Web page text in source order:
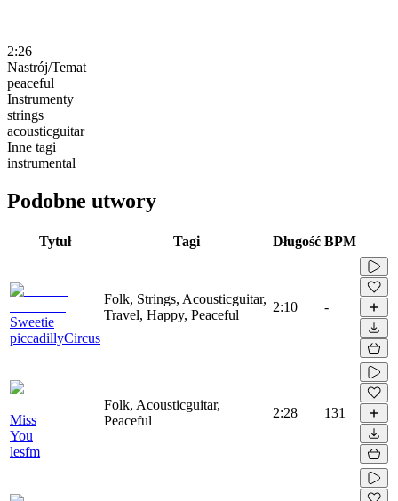
2:26
Nastrój/Temat
peaceful
Instrumenty
strings
acousticguitar
Inne tagi
instrumental
Podobne utwory
Tytuł Tagi Długość BPM
Sweetie
piccadillyCircus
Folk, Strings, Acousticguitar,
Travel, Happy, Peaceful
2:10 -
Miss
You
lesfm
Folk, Acousticguitar,
Peaceful
2:28 131